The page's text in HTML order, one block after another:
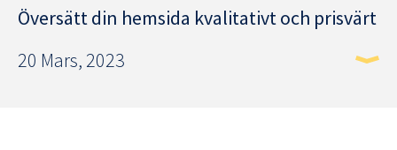
Översätt din hemsida kvalitativt och prisvärt
20 Mars, 2023